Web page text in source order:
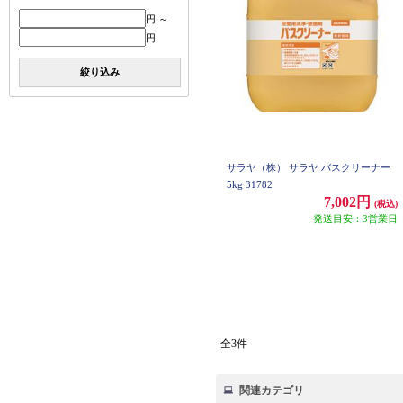
円 ～
円
絞り込み
サラヤ（株） サラヤ バスクリーナー
5kg 31782
7,002円 (税込)
発送目安：3営業日
全3件
関連カテゴリ